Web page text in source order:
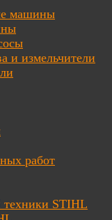
машины
и измельчители
работ
техники STIHL